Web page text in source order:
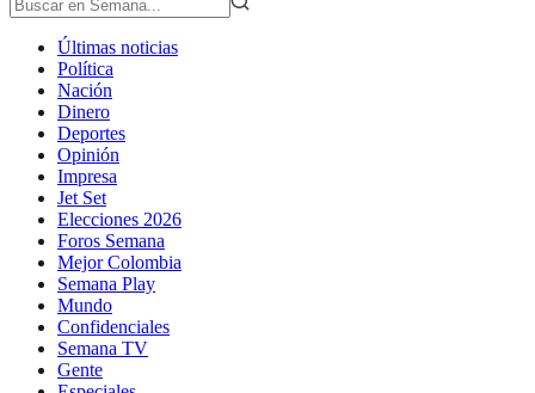
Últimas noticias
Política
Nación
Dinero
Deportes
Opinión
Impresa
Jet Set
Elecciones 2026
Foros Semana
Mejor Colombia
Semana Play
Mundo
Confidenciales
Semana TV
Gente